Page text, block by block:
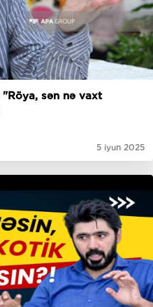
"Röya, sən nə vaxt
5 iyun 2025